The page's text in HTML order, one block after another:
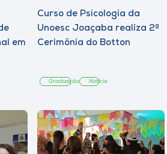
em
Curso de Psicologia da
Unoesc Joaçaba realiza 2ª
Cerimônia do Botton
Graduação Notícia